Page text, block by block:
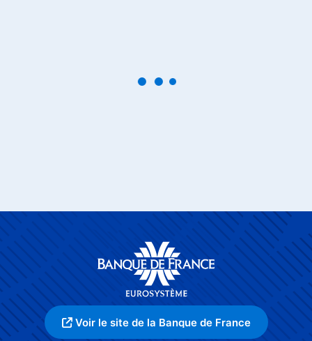
Voir le site de la Banque de France